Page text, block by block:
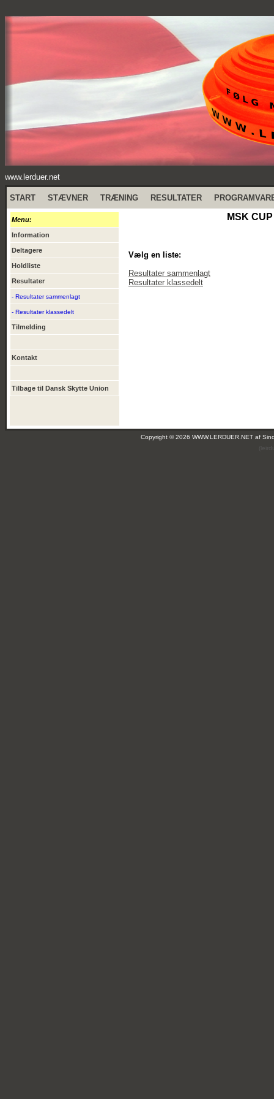
www.lerduer.net
START STÆVNER TRÆNING RESULTATER
Menu:
Information
Deltagere
Holdliste
Resultater
- Resultater sammenlagt
- Resultater klassedelt
Tilmelding
Kontakt
Tilbage til Dansk Skytte Union
MSK
Vælg en liste:
Resultater sammenlagt
Resultater klassedelt
Copyright © 2026 WWW.LERDUER.NET af